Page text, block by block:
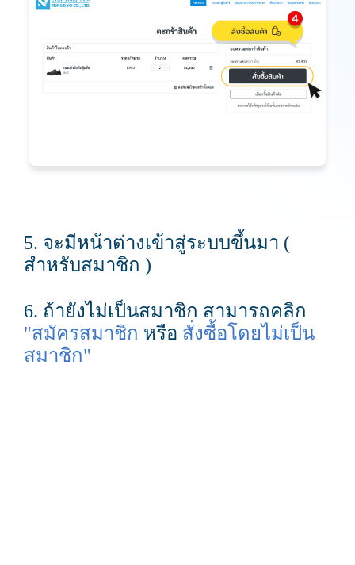
5. จะมีหน้าต่างเข้าสู่ระบบขึ้นมา (
สำหรับสมาชิก )
6. ถ้ายังไม่เป็นสมาชิก สามารถคลิก
"สมัครสมาชิก หรือ สั่งซื้อโดยไม่เป็น
สมาชิก"